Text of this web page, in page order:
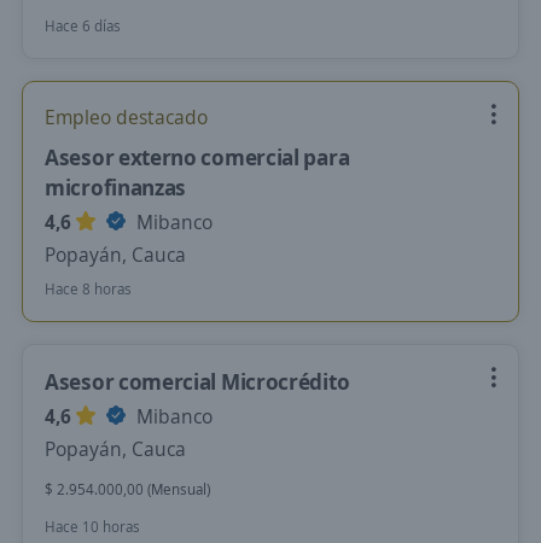
Hace 6 días
Empleo destacado
Asesor externo comercial para
microfinanzas
4,6
Mibanco
Popayán, Cauca
Hace 8 horas
Asesor comercial Microcrédito
4,6
Mibanco
Popayán, Cauca
$ 2.954.000,00 (Mensual)
Hace 10 horas